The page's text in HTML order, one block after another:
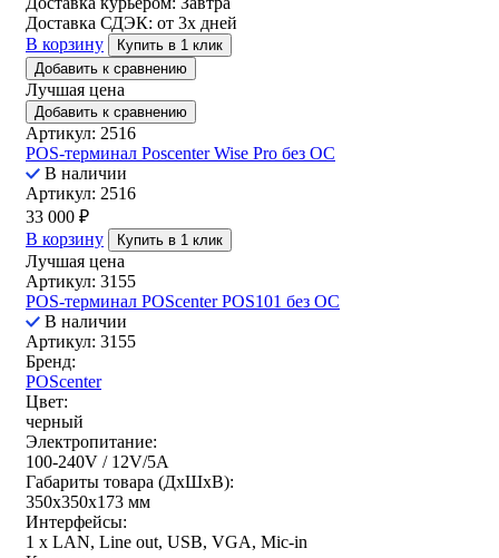
Доставка СДЭК: от 3х дней
В корзину
Купить в 1 клик
Добавить к сравнению
Лучшая цена
Добавить к сравнению
Артикул: 2516
POS-терминал Poscenter Wise Pro без ОС
В наличии
Артикул: 2516
33 000 ₽
В корзину
Купить в 1 клик
Лучшая цена
Артикул: 3155
POS-терминал POScenter POS101 без ОС
В наличии
Артикул: 3155
Бренд:
POScenter
Цвет:
черный
Электропитание:
100-240V / 12V/5A
Габариты товара (ДxШxВ):
350х350х173 мм
Интерфейсы:
1 x LAN, Line out, USB, VGA, Mic-in